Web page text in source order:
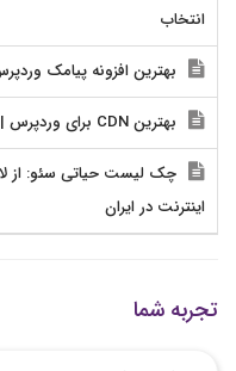
انتخاب
بهترین افزونه پیامک
بهترین CDN برای وردپرس | بررسی سرویس‌ها و راهنمای تنظیمات
چک لیست حیاتی سئو: از
اینترنت در ایران
تجربه شما